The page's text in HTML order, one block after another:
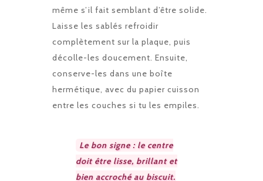
même s’il fait semblant d’être solide.
Laisse les sablés refroidir
complètement sur la plaque, puis
décolle-les doucement. Ensuite,
conserve-les dans une boîte
hermétique, avec du papier cuisson
entre les couches si tu les empiles.
Le bon signe : le centre
doit être lisse, brillant et
bien accroché au biscuit.